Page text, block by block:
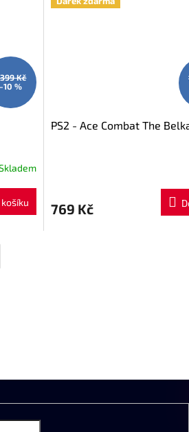
399 Kč
%
košíku
PS2 - Ace Combat The
769 Kč